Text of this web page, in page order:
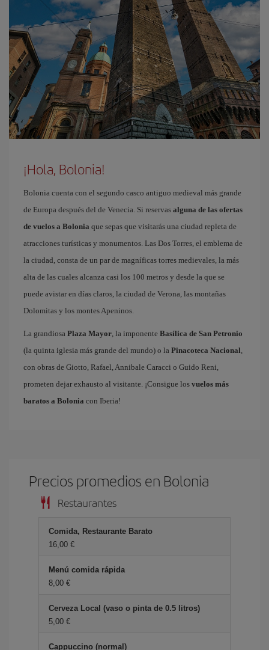
¡Hola, Bolonia!
Bolonia cuenta con el segundo casco antiguo medieval más grande
de Europa después del de Venecia. Si reservas alguna de las ofertas
de vuelos a Bolonia que sepas que visitarás una ciudad repleta de
atracciones turísticas y monumentos. Las Dos Torres, el emblema de
la ciudad, consta de un par de magníficas torres medievales, la más
alta de las cuales alcanza casi los 100 metros y desde la que se
puede avistar en días claros, la ciudad de Verona, las montañas
Dolomitas y los montes Apeninos.
La grandiosa Plaza Mayor, la imponente Basílica de San Petronio
(la quinta iglesia más grande del mundo) o la Pinacoteca Nacional,
con obras de Giotto, Rafael, Annibale Caracci o Guido Reni,
prometen dejar exhausto al visitante. ¡Consigue los vuelos más
baratos a Bolonia con Iberia!
Precios promedios en Bolonia
Restaurantes
Comida, Restaurante Barato
16,00 €
Menú comida rápida
8,00 €
Cerveza Local (vaso o pinta de 0.5 litros)
5,00 €
Cappuccino (normal)